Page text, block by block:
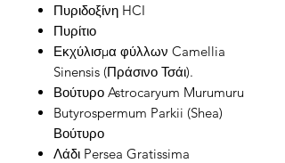
Πυριδοξίνη HCI
Πυρίτιο
Εκχύλισμα φύλλων Camellia
Sinensis (Πράσινο Τσάι).
Βούτυρο Astrocaryum Murumuru
Butyrospermum Parkii (Shea)
Βούτυρο
Λάδι Persea Gratissima